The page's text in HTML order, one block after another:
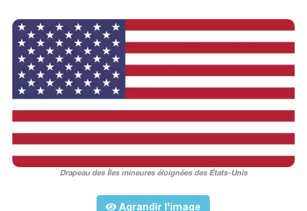
Drapeau des Îles mineures éloignées des États-Unis
Agrandir l'image